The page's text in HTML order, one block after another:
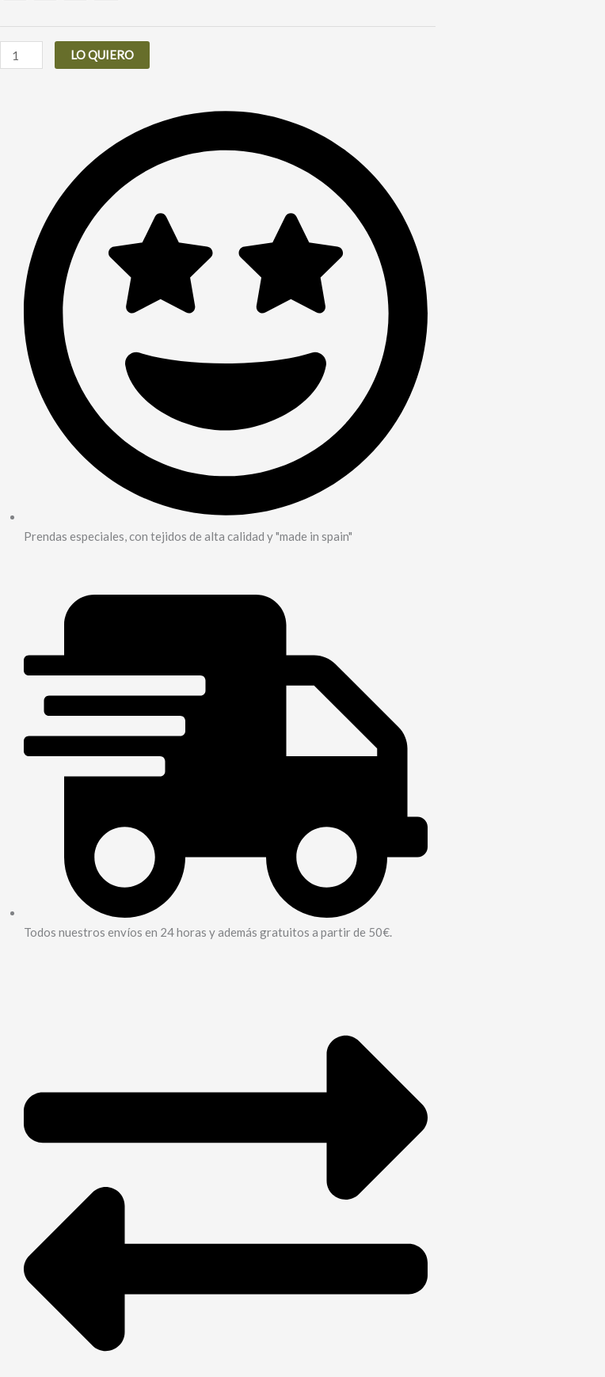
LO QUIERO
Prendas especiales, con tejidos de alta calidad y "made in spain"
Todos nuestros envíos en 24 horas y además gratuitos a partir de 50€.